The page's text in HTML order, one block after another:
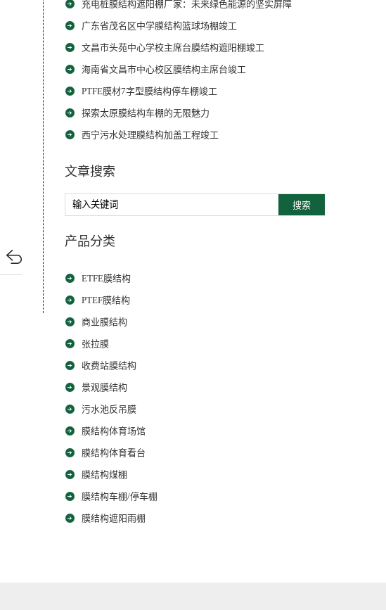
充电桩膜结构遮阳棚厂家：未来绿色能源的坚实屏障
广东省茂名区中学膜结构篮球场棚竣工
文昌市头苑中心学校主席台膜结构遮阳棚竣工
海南省文昌市中心校区膜结构主席台竣工
PTFE膜材7字型膜结构停车棚竣工
探索太原膜结构车棚的无限魅力
西宁污水处理膜结构加盖工程竣工
文章搜索
搜索
产品分类
ETFE膜结构
PTEF膜结构
商业膜结构
张拉膜
收费站膜结构
景观膜结构
污水池反吊膜
膜结构体育场馆
膜结构体育看台
膜结构煤棚
膜结构车棚/停车棚
膜结构遮阳雨棚